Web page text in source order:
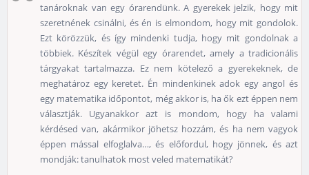
tanároknak van egy órarendünk. A gyerekek jelzik, hogy mit
szeretnének csinálni, és én is elmondom, hogy mit gondolok.
Ezt körözzük, és így mindenki tudja, hogy mit gondolnak a
többiek. Készítek végül egy órarendet, amely a tradicionális
tárgyakat tartalmazza. Ez nem kötelező a gyerekeknek, de
meghatároz egy keretet. Én mindenkinek adok egy angol és
egy matematika időpontot, még akkor is, ha ők ezt éppen nem
választják. Ugyanakkor azt is mondom, hogy ha valami
kérdésed van, akármikor jöhetsz hozzám, és ha nem vagyok
éppen mással elfoglalva…, és előfordul, hogy jönnek, és azt
mondják: tanulhatok most veled matematikát?